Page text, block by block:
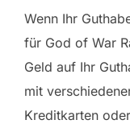
Wenn Ihr
für God of War
Geld auf Ihr
mit
Kreditkarten